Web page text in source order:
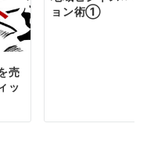
売
ッ
ョン術①